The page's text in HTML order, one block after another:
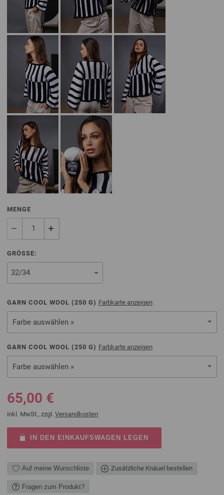
MENGE
GRÖSSE:
GARN COOL WOOL (250 G) Farbkarte anzeigen
Farbe auswählen »
GARN COOL WOOL (250 G) Farbkarte anzeigen
Farbe auswählen »
65,00 €
inkl. MwSt., zzgl. Versandkosten
IN DEN EINKAUFSWAGEN LEGEN
Auf meine Wunschliste Zusätzliche Knäuel bestellen
Fragen zum Produkt?